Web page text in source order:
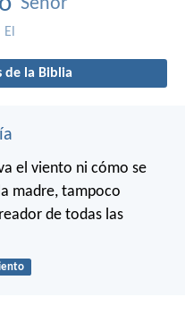
El
de la Biblia
el viento ni cómo se
madre, tampoco
de todas las